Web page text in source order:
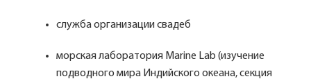
служба организации свадеб
морская лаборатория Marine Lab (изучение
подводного мира Индийского океана, секция